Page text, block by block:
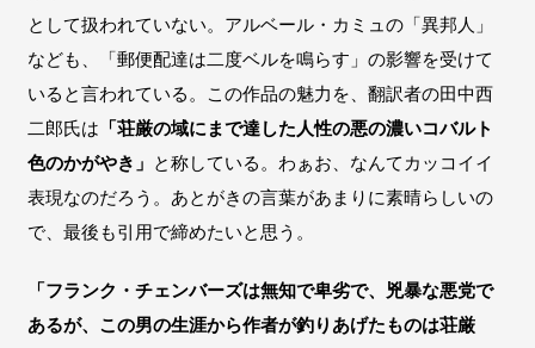
として扱われていない。アルベール・カミュの「異邦人」
なども、「郵便配達は二度ベルを鳴らす」の影響を受けて
いると言われている。この作品の魅力を、翻訳者の田中西
二郎氏は 「荘厳の域にまで達した人性の悪の濃いコバルト
色のかがやき」 と称している。わぁお、なんてカッコイイ
表現なのだろう。あとがきの言葉があまりに素晴らしいの
で、最後も引用で締めたいと思う。
「フランク・チェンバーズは無知で卑劣で、兇暴な悪党で
あるが、この男の生涯から作者が釣りあげたものは荘厳